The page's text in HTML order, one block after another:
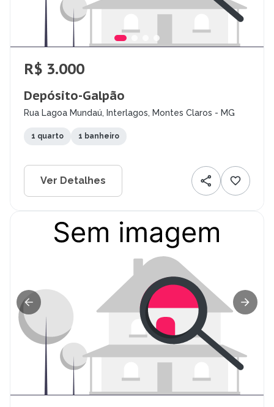
R$ 3.000
Depósito-Galpão
Rua Lagoa Mundaú, Interlagos, Montes Claros - MG
1 quarto 1 banheiro
Ver Detalhes